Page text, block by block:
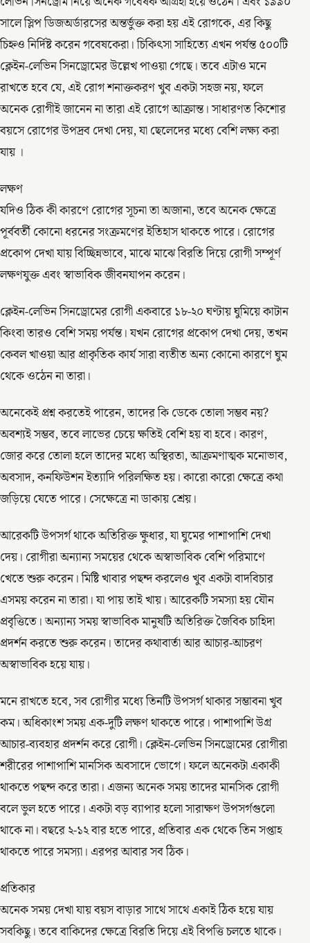
সালে স্লিপ ডিজঅর্ডারসের অন্তর্ভুক্ত করা হয় এই রোগকে, এর কিছু
চিহ্নও নির্দিষ্ট করেন গবেষকেরা। চিকিৎসা সাহিত্যে এখন পর্যন্ত ৫০০টি
ক্লেইন-লেভিন সিনড্রোমের উল্লেখ পাওয়া গেছে। তবে এটাও মনে
রাখতে হবে যে, এই রোগ শনাক্তকরণ খুব একটা সহজ নয়, ফলে
অনেক রোগীই জানেন না তারা এই রোগে আক্রান্ত। সাধারণত কিশোর
বয়সে রোগের উপদ্রব দেখা দেয়, যা ছেলেদের মধ্যে বেশি লক্ষ্য করা
যায় ।
লক্ষণ
যদিও ঠিক কী কারণে রোগের সূচনা তা অজানা, তবে অনেক ক্ষেত্রে
পূর্ববর্তী কোনো ধরনের সংক্রমণের ইতিহাস থাকতে পারে। রোগের
প্রকোপ দেখা যায় বিচ্ছিন্নভাবে, মাঝে মাঝে বিরতি দিয়ে রোগী সম্পূর্ণ
লক্ষণযুক্ত এবং স্বাভাবিক জীবনযাপন করেন।
ক্লেইন-লেভিন সিনড্রোমের রোগী একবারে ১৮-২০ ঘণ্টায় ঘুমিয়ে কাটান
কিংবা তারও বেশি সময় পর্যন্ত। যখন রোগের প্রকোপ দেখা দেয়, তখন
কেবল খাওয়া আর প্রাকৃতিক কার্য সারা ব্যতীত অন্য কোনো কারণে ঘুম
থেকে ওঠেন না তারা।
অনেকেই প্রশ্ন করতেই পারেন, তাদের কি ডেকে তোলা সম্ভব নয়?
অবশ্যই সম্ভব, তবে লাভের চেয়ে ক্ষতিই বেশি হয় বা হবে। কারণ,
জোর করে তোলা হলে তাদের মধ্যে অস্থিরতা, আক্রমণাত্মক মনোভাব,
অবসাদ, কনফিউশন ইত্যাদি পরিলক্ষিত হয়। কারো কারো ক্ষেত্রে কথা
জড়িয়ে যেতে পারে। সেক্ষেত্রে না ডাকায় শ্রেয়।
আরেকটি উপসর্গ থাকে অতিরিক্ত ক্ষুধার, যা ঘুমের পাশাপাশি দেখা
দেয়। রোগীরা অন্যান্য সময়ের থেকে অস্বাভাবিক বেশি পরিমাণে
খেতে শুরু করেন। মিষ্টি খাবার পছন্দ করলেও খুব একটা বাদবিচার
এসময় করেন না তারা। যা পায় তাই খায়। আরেকটি সমস্যা হয় যৌন
প্রবৃত্তিতে। অন্যান্য সময় স্বাভাবিক মানুষটি অতিরিক্ত জৈবিক চাহিদা
প্রদর্শন করতে শুরু করেন। তাদের কথাবার্তা আর আচার-আচরণ
অস্বাভাবিক হয়ে যায়।
মনে রাখতে হবে, সব রোগীর মধ্যে তিনটি উপসর্গ থাকার সম্ভাবনা খুব
কম। অধিকাংশ সময় এক-দুটি লক্ষণ থাকতে পারে। পাশাপাশি উগ্র
আচার-ব্যবহার প্রদর্শন করে রোগী। ক্লেইন-লেভিন সিনড্রোমের রোগীরা
শরীরের পাশাপাশি মানসিক অবসাদে ভোগে। ফলে অনেকটা একাকী
থাকতে পছন্দ করে তারা। এজন্য অনেক সময় তাদের মানসিক রোগী
বলে ভুল হতে পারে। একটা বড় ব্যাপার হলো সারাক্ষণ উপসর্গগুলো
থাকে না। বছরে ২-১২ বার হতে পারে, প্রতিবার এক থেকে তিন সপ্তাহ
থাকতে পারে সমস্যা। এরপর আবার সব ঠিক।
প্রতিকার
অনেক সময় দেখা যায় বয়স বাড়ার সাথে সাথে একাই ঠিক হয়ে যায়
সবকিছু। তবে বাকিদের ক্ষেত্রে বিরতি দিয়ে এই বিপত্তি চলতে থাকে।